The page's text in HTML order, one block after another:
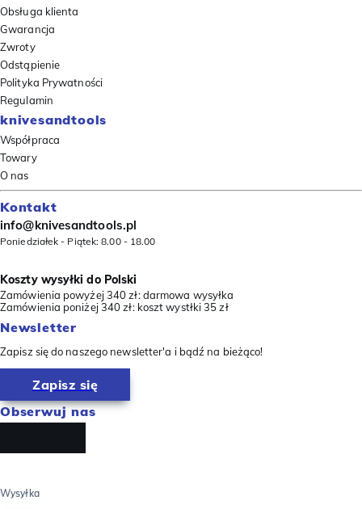
Obsługa klienta
Gwarancja
Zwroty
Odstąpienie
Polityka Prywatności
Regulamin
knivesandtools
Współpraca
Towary
O nas
Kontakt
info@knivesandtools.pl
Poniedziałek - Piątek: 8.00 - 18.00
Koszty wysyłki do Polski
Zamówienia powyżej 340 zł: darmowa wysyłka
Zamówienia poniżej 340 zł: koszt wystłki 35 zł
Newsletter
Zapisz się do naszego newsletter'a i bądź na bieżąco!
Zapisz się
Obserwuj nas
Wysyłka